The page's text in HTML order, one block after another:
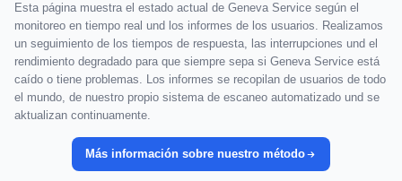
Esta página muestra el estado actual de Geneva Service según el
monitoreo en tiempo real und los informes de los usuarios. Realizamos
un seguimiento de los tiempos de respuesta, las interrupciones und el
rendimiento degradado para que siempre sepa si Geneva Service está
caído o tiene problemas. Los informes se recopilan de usuarios de todo
el mundo, de nuestro propio sistema de escaneo automatizado und se
aktualizan continuamente.
Más información sobre nuestro método